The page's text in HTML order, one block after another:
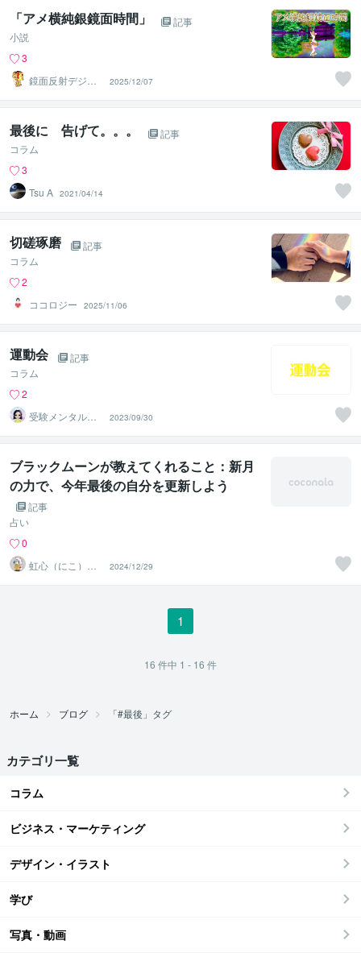
「アメ横純銀鏡面時間」
記事
小説
3
鏡面反射デジタ
ルアート製作所
（鈴木穣）
2025/12/07
最後に 告げて。。。
記事
コラム
3
Tsu A 2021/04/14
切磋琢磨
記事
コラム
2
ココロジー
2025/11/06
運動会
記事
コラム
2
受験メンタルト
レーナー イロ
ハル
2023/09/30
ブラックムーンが教えてくれること：新月
の力で、今年最後の自分を更新しよう
記事
占い
0
虹心（にこ）＠
香りと愛の導き
鑑定師
2024/12/29
1
16 件中 1 - 16 件
ホーム ブログ 「#最後」タグ
カテゴリ一覧
コラム
ビジネス・マーケティング
デザイン・イラスト
学び
写真・動画